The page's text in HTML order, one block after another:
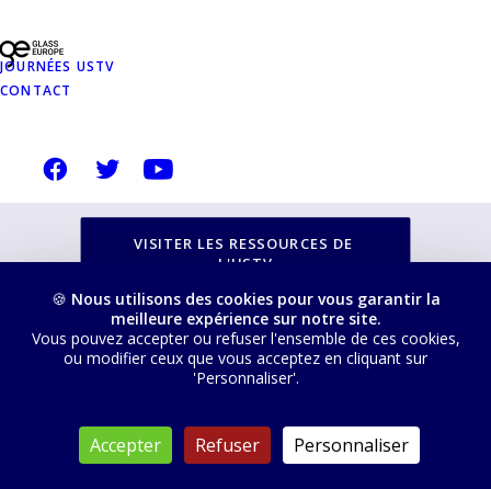
JOURNÉES USTV
CONTACT
VISITER LES RESSOURCES DE
L'USTV
🍪 Nous utilisons des cookies pour vous garantir la
meilleure expérience sur notre site.
Vous pouvez accepter ou refuser l'ensemble de ces cookies,
ou modifier ceux que vous acceptez en cliquant sur
'Personnaliser'.
Accepter Refuser Personnaliser